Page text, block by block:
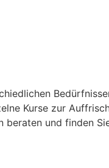
Kurse zur
und finden